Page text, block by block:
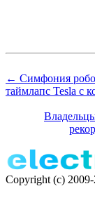
← Симфония
таймлапс Tesla с
Copyright (c)